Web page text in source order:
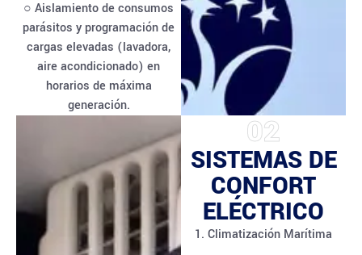
○ Aislamiento de consumos
parásitos y programación de
cargas elevadas (lavadora,
aire acondicionado) en
horarios de máxima
generación.
02
SISTEMAS DE
CONFORT
ELÉCTRICO
1. Climatización Marítima